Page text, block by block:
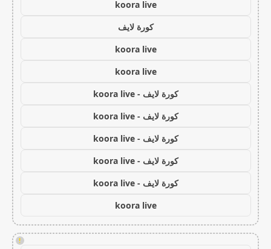
koora live
كورة لايف
koora live
koora live
كورة لايف - koora live
كورة لايف - koora live
كورة لايف - koora live
كورة لايف - koora live
كورة لايف - koora live
koora live
!